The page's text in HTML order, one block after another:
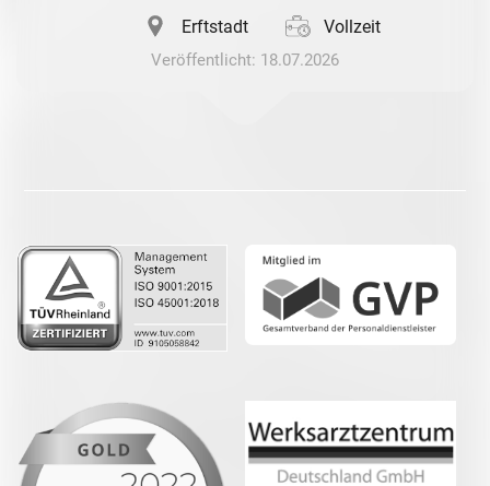
Erftstadt
Vollzeit
Veröffentlicht: 18.07.2026